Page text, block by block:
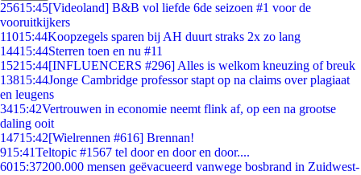
25615:45[Videoland] B&B vol liefde 6de seizoen #1 voor de
vooruitkijkers
11015:44Koopzegels sparen bij AH duurt straks 2x zo lang
14415:44Sterren toen en nu #11
15215:44[INFLUENCERS #296] Alles is welkom kneuzing of breuk
13815:44Jonge Cambridge professor stapt op na claims over plagiaat
en leugens
3415:42Vertrouwen in economie neemt flink af, op een na grootse
daling ooit
14715:42[Wielrennen #616] Brennan!
915:41Teltopic #1567 tel door en door en door....
6015:37200.000 mensen geëvacueerd vanwege bosbrand in Zuidwest-